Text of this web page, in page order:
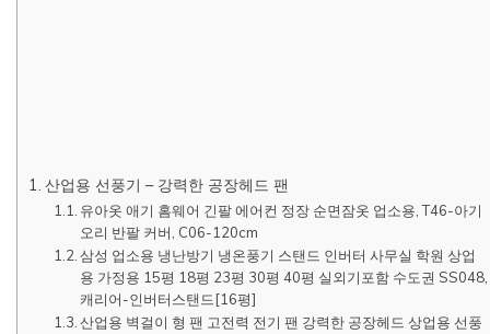
산업용 선풍기 – 강력한 공장헤드 팬
유아옷 애기 홈웨어 긴팔 에어컨 정장 순면잠옷 업소용, T46-아기
오리 반팔 커버, C06-120cm
삼성 업소용 냉난방기 냉온풍기 스탠드 인버터 사무실 학원 상업
용 가정용 15평 18평 23평 30평 40평 실외기포함 수도권 SS048,
캐리어-인버터스탠드[16평]
산업용 벽걸이 형 팬 고전력 전기 팬 강력한 공장헤드 상업용 선풍